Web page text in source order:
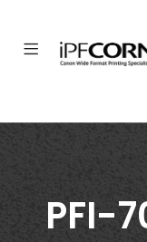
PFI-